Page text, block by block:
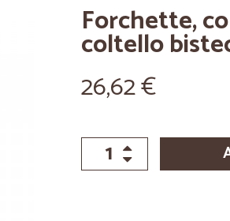
Forchette,
coltello
26,62 €